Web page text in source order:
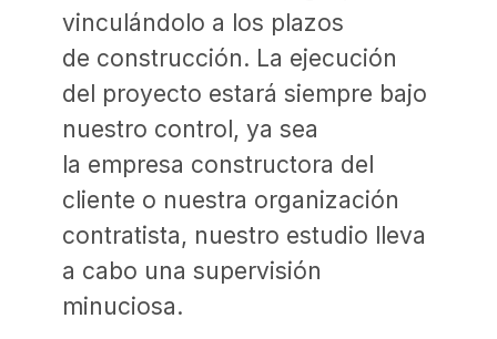
Nuestra propuesta de proyecto
es el resultado del trabajo del
estudio en España, Alemania
y Rusia a lo largo de 20 años.
Nuestro equipo está formado por
arquitectos, proyectistas
y diseñadores que trabajan
en cada etapa para alcanzar
el objetivo: un proyecto atemporal
con un diseño de alta calidad. Para
lograr los mejores resultados,